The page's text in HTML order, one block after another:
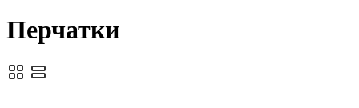
Перчатки